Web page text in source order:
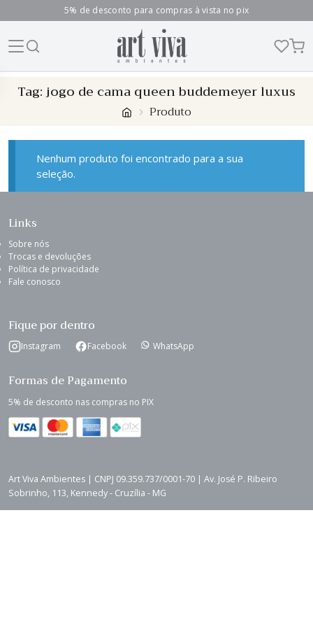
5% de desconto para compras à vista no pix
Tag:jogo de cama queen buddemeyer luxus
Produto
Nenhum produto foi encontrado para a sua
seleção.
Links
Sobre nós
Trocas e devoluções
Política de privacidade
Fale conosco
Fique por dentro
Instagram Facebook WhatsApp
Formas de Pagamento
5% de desconto nas compras no PIX
Art Viva Ambientes | CNPJ 09.359.737/0001-70 | Av. José P. Ribeiro
Sobrinho, 113, Kennedy - Cruzília - MG